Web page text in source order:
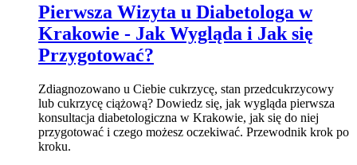
Pierwsza Wizyta u Diabetologa w
Krakowie - Jak Wygląda i Jak się
Przygotować?
Zdiagnozowano u Ciebie cukrzycę, stan przedcukrzycowy
lub cukrzycę ciążową? Dowiedz się, jak wygląda pierwsza
konsultacja diabetologiczna w Krakowie, jak się do niej
przygotować i czego możesz oczekiwać. Przewodnik krok po
kroku.